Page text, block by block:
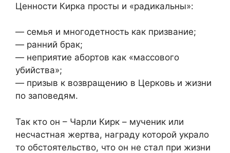
Ценности Кирка просты и «радикальны»:
— семья и многодетность как призвание;
— ранний брак;
— неприятие абортов как «массового
убийства»;
— призыв к возвращению в Церковь и жизни
по заповедям.
Так кто он – Чарли Кирк – мученик или
несчастная жертва, награду которой украло
то обстоятельство, что он не стал при жизни